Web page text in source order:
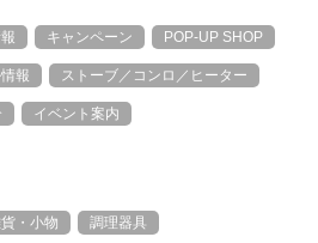
キャンペーン POP-UP SHOP
報 ストーブ／コンロ／ヒーター
イベント案内
・小物 調理器具